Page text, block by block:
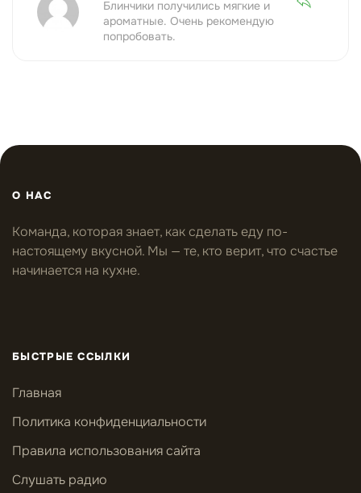
Блинчики получились мягкие и
ароматные. Очень рекомендую
попробовать.
О НАС
Команда, которая знает, как сделать еду по-
настоящему вкусной. Мы — те, кто верит, что счастье
начинается на кухне.
БЫСТРЫЕ ССЫЛКИ
Главная
Политика конфиденциальности
Правила использования сайта
Слушать радио